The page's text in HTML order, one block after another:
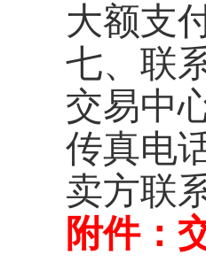
大额支
七、联
交易中
传真电
卖方联
附件：